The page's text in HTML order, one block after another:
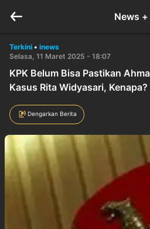
News +
Terkini • inews
Selasa, 11 Maret 2025 - 18:07
KPK Belum Bisa Pastikan
Kasus Rita Widyasari, Kenapa?
Dengarkan Berita